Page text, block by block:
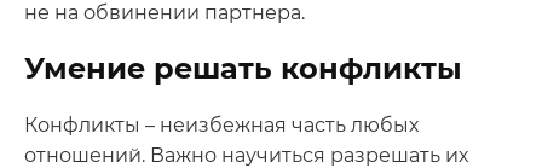
не на обвинении партнера.
Умение решать конфликты
Конфликты – неизбежная часть любых
отношений. Важно научиться разрешать их